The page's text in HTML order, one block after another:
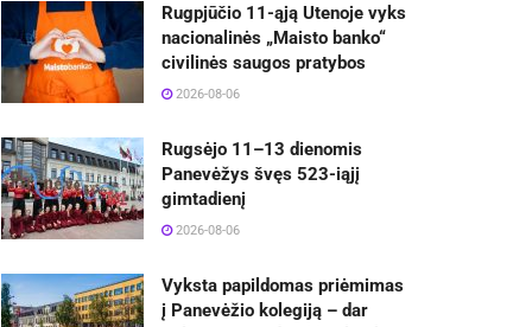
Rugpjūčio 11-ąją Utenoje vyks
nacionalinės „Maisto banko“
civilinės saugos pratybos
2026-08-06
Rugsėjo 11–13 dienomis
Panevėžys švęs 523-iąjį
gimtadienį
2026-08-06
Vyksta papildomas priėmimas
į Panevėžio kolegiją – dar